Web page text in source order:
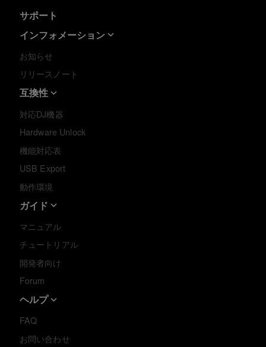
サポート
インフォメーション
お知らせ
リリースノート
互換性
対応DJ機器
Hardware Unlock
機能対応表
USB Export
動作環境
ガイド
マニュアル
チュートリアル
開発者向け
Forum
ヘルプ
FAQ
お問い合わせ